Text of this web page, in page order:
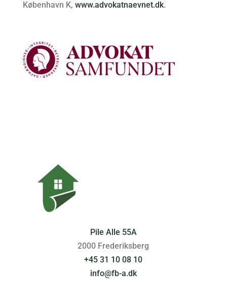
København K, www.advokatnaevnet.dk.
Pile Alle 55A
2000 Frederiksberg
+45 31 10 08 10
info@fb-a.dk